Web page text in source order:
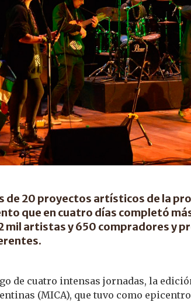
de 20 proyectos artísticos de la
que en cuatro días completó
mil artistas y 650 compradores y
de cuatro intensas jornadas, la
(MICA), que tuvo como